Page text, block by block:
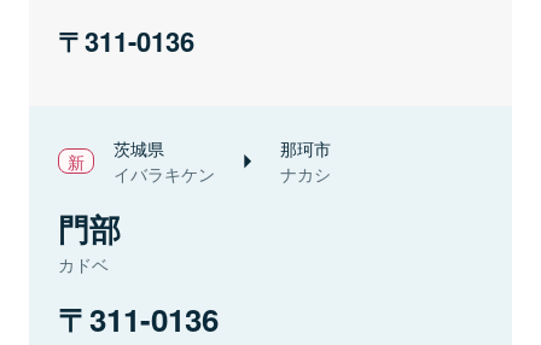
311-0136
茨城県
イバラキケン
那珂市
ナカシ
門部
カドベ
311-0136